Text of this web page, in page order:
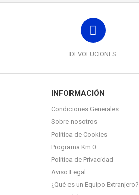
DEVOLUCIONES
INFORMACIÓN
Condiciones Generales
Sobre nosotros
Política de Cookies
Programa Km.0
Política de Privacidad
Aviso Legal
¿Qué es un Equipo Extranjero?